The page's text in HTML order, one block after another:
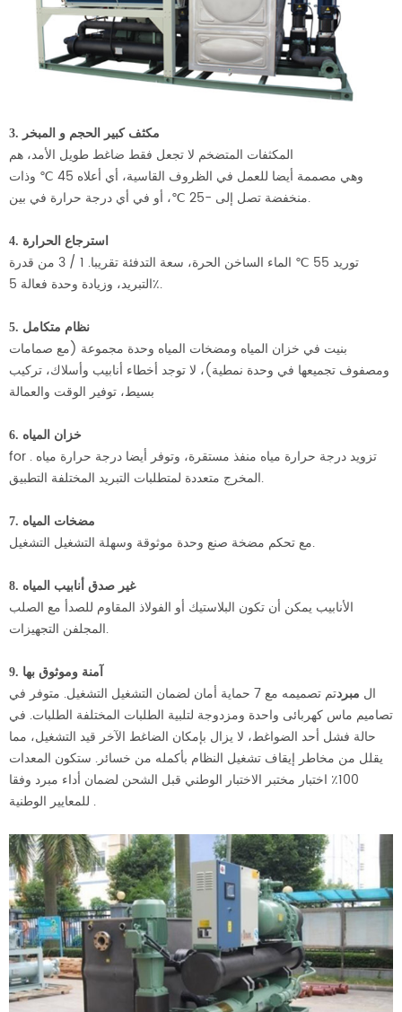
3. مكثف كبير الحجم و المبخر
المكثفات المتضخم لا تجعل فقط ضاغط طويل الأمد، هم
وهي مصممة أيضا للعمل في الظروف القاسية، أي أعلاه 45 ℃ وذات
منخفضة تصل إلى -25 ℃، أو في أي درجة حرارة في بين.
4. استرجاع الحرارة
توريد 55 ℃ الماء الساخن الحرة، سعة التدفئة تقريبا. 1 / 3 من قدرة
التبريد، وزيادة وحدة فعالة 5٪.
5. نظام متكامل
بنيت في خزان المياه ومضخات المياه وحدة مجموعة (مع صمامات
ومصفوف تجميعها في وحدة نمطية)، لا توجد أخطاء أنابيب وأسلاك، تركيب
بسيط، توفير الوقت والعمالة
6. خزان المياه
for . تزويد درجة حرارة مياه منفذ مستقرة، وتوفر أيضا درجة حرارة مياه
المخرج متعددة لمتطلبات التبريد المختلفة التطبيق.
7. مضخات المياه
مع تحكم مضخة صنع وحدة موثوقة وسهلة التشغيل التشغيل.
8. غير صدق أنابيب المياه
الأنابيب يمكن أن تكون البلاستيك أو الفولاذ المقاوم للصدأ مع الصلب
المجلفن التجهيزات.
9. آمنة وموثوق بها
ال مبرد
تم تصميمه مع 7 حماية أمان لضمان التشغيل التشغيل. متوفر في
تصاميم ماس كهربائى واحدة ومزدوجة لتلبية الطلبات المختلفة الطلبات. في
حالة فشل أحد الضواغط، لا يزال بإمكان الضاغط الآخر قيد التشغيل، مما
يقلل من مخاطر إيقاف تشغيل النظام بأكمله من خسائر. ستكون المعدات
100٪ اختبار مختبر الاختبار الوطني قبل الشحن لضمان أداء مبرد وفقا
للمعايير الوطنية .